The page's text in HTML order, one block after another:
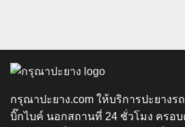
กรุณาปะยาง.com ให้บริการปะยางร
บิ๊กไบค์ นอกสถานที่ 24 ชั่วโมง ครอ